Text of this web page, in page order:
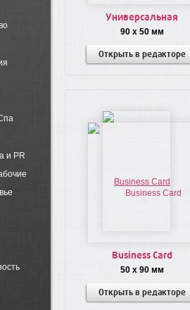
и PR
Универсальная
90 x 50 мм
Открыть в редакторе
Business Card
50 x 90 мм
Открыть в редакторе